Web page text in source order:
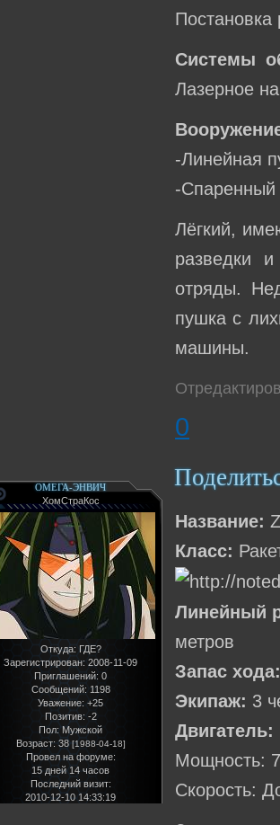
Системы
Лазерное
-Линейная
-Спаренный
Лёгкий,
разведки
отряды.
пушка с
машины.
0
ОМЕГА-ЭНВИЧ
ХомСтраКос
Откуда: ГДЕ?
Зарегистрирован: 2008-11-09
Приглашений: 0
Сообщений: 1198
Уважение: +25
Позитив: -2
Пол: Мужской
Возраст: 38[1988-04-18]
Провел на форуме:
15 дней 14 часов
Последний визит:
2010-12-10 14:33:19
Название:
Класс:
Линейный
метров
Запас
Экипаж: 3
Двигатель:
Мощность:
Скорость: